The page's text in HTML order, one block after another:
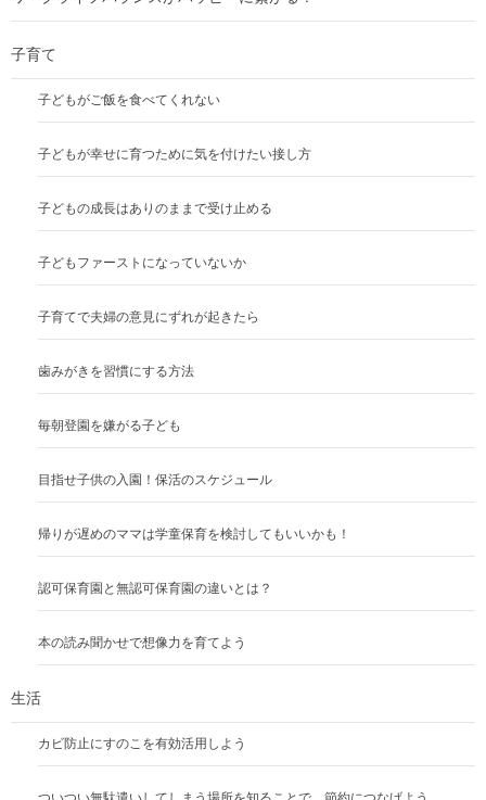
子育て
子どもがご飯を食べてくれない
子どもが幸せに育つために気を付けたい接し方
子どもの成長はありのままで受け止める
子どもファーストになっていないか
子育てで夫婦の意見にずれが起きたら
歯みがきを習慣にする方法
毎朝登園を嫌がる子ども
目指せ子供の入園！保活のスケジュール
帰りが遅めのママは学童保育を検討してもいいかも！
認可保育園と無認可保育園の違いとは？
本の読み聞かせで想像力を育てよう
生活
カビ防止にすのこを有効活用しよう